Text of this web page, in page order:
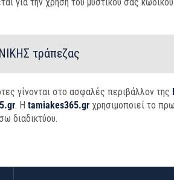
τράπεζας
γίνονται στο ασφαλές περιβάλλον της
. Η tamiakes365.gr χρησιμοποιεί το
διαδικτύου.